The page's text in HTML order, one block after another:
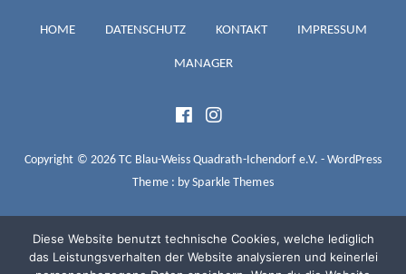
TC BLAU-
WEISS
QUADRATH-
ICHENDORF
HOME DATENSCHUTZ KONTAKT IMPRESSUM
MANAGER
Copyright © 2026 TC Blau-Weiss Quadrath-Ichendorf e.V. - WordPress
Theme : bySparkle Themes
Diese Website benutzt technische Cookies, welche lediglich
das Leistungsverhalten der Website analysieren und keinerlei